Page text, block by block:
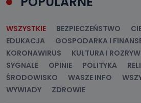
WSZYSTKIE BEZPIECZEŃSTWO
EDUKACJA
GOSPODARKA I
KORONAWIRUS
KULTURA I
SYGNALE
OPINIE POLITYKA
ŚRODOWISKO
WASZE INFO
WYWIADY
ZDROWIE